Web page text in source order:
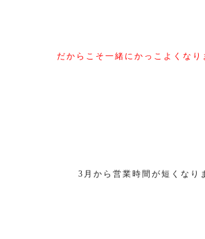
だからこそ一緒にかっこよくなり
3月から営業時間が短くなり